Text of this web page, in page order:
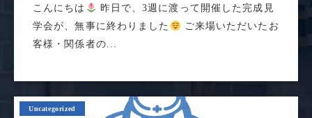
こんにちは
昨日で、3週に渡って開催した完成見
学会が、無事に終わりました
ご来場いただいたお
客様・関係者の...
Uncategorized